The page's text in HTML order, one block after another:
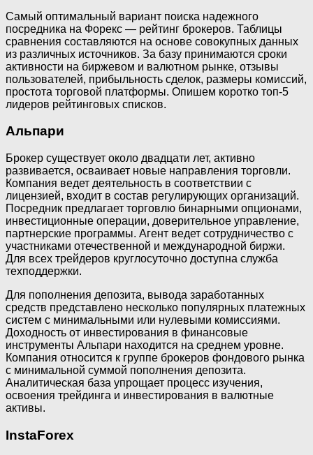
Самый оптимальный вариант поиска надежного
посредника на Форекс — рейтинг брокеров. Таблицы
сравнения составляются на основе совокупных данных
из различных источников. За базу принимаются сроки
активности на биржевом и валютном рынке, отзывы
пользователей, прибыльность сделок, размеры комиссий,
простота торговой платформы. Опишем коротко топ-5
лидеров рейтинговых списков.
Альпари
Брокер существует около двадцати лет, активно
развивается, осваивает новые направления торговли.
Компания ведет деятельность в соответствии с
лицензией, входит в состав регулирующих организаций.
Посредник предлагает торговлю бинарными опционами,
инвестиционные операции, доверительное управление,
партнерские программы. Агент ведет сотрудничество с
участниками отечественной и международной биржи.
Для всех трейдеров круглосуточно доступна служба
техподдержки.
Для пополнения депозита, вывода заработанных
средств представлено несколько популярных платежных
систем с минимальными или нулевыми комиссиями.
Доходность от инвестирования в финансовые
инструменты Альпари находится на среднем уровне.
Компания относится к группе брокеров фондового рынка
с минимальной суммой пополнения депозита.
Аналитическая база упрощает процесс изучения,
освоения трейдинга и инвестирования в валютные
активы.
InstaForex